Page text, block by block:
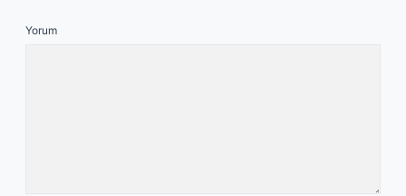
Yorum